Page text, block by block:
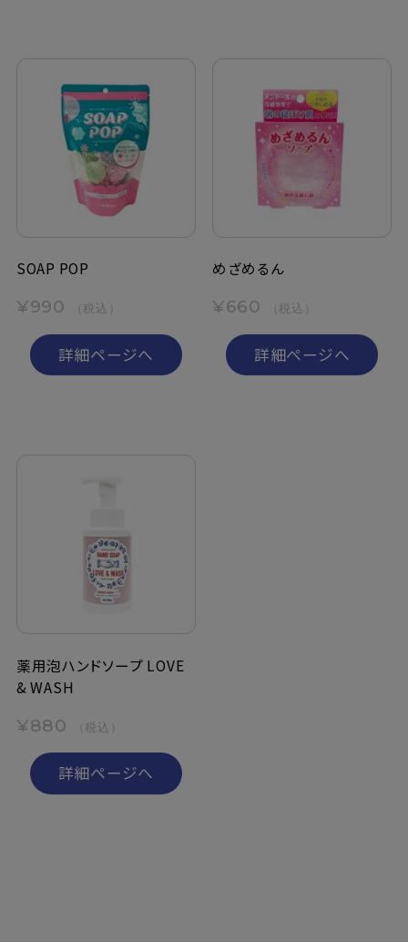
SOAP POP
¥990 （税込）
詳細ページへ
めざめるん
¥660 （税込）
詳細ページへ
薬用泡ハンドソープ LOVE
& WASH
¥880 （税込）
詳細ページへ